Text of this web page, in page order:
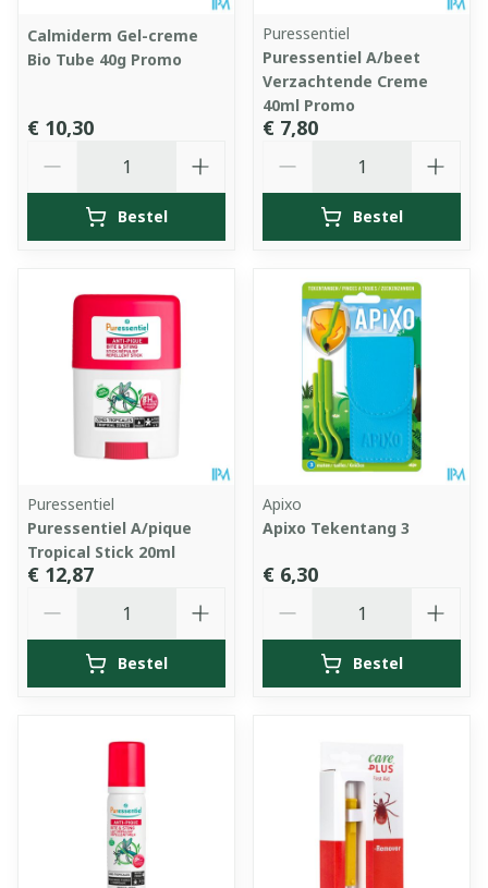
Calmiderm Gel-creme
Bio Tube 40g Promo
€ 10,30
Bestel
Puressentiel
Puressentiel A/beet
Verzachtende Creme
40ml Promo
€ 7,80
Bestel
Puressentiel
Puressentiel A/pique
Tropical Stick 20ml
€ 12,87
Bestel
Apixo
Apixo Tekentang 3
€ 6,30
Bestel